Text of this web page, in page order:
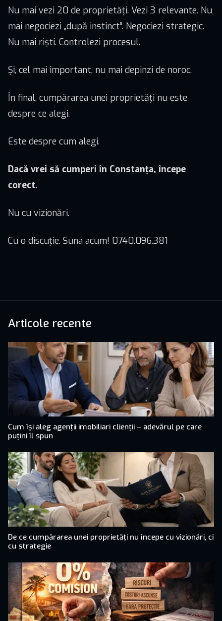
Nu mai vezi 20 de proprietăți. Vezi 3 relevante. Nu
mai negociezi „după instinct”. Negociezi strategic.
Nu mai riști. Controlezi procesul.
Și, cel mai important, nu mai depinzi de noroc.
În final, cumpărarea unei proprietăți nu este
despre ce alegi.
Este despre cum alegi.
Dacă vrei să cumperi în Constanța, începe
corect.
Nu cu vizionări.
Cu o discuție. Suna acum! 0740.096.381
Articole recente
Cum își aleg agenții imobiliari clienții – adevărul pe care
puțini îl spun
De ce cumpărarea unei proprietăți nu începe cu vizionări, ci
cu strategie